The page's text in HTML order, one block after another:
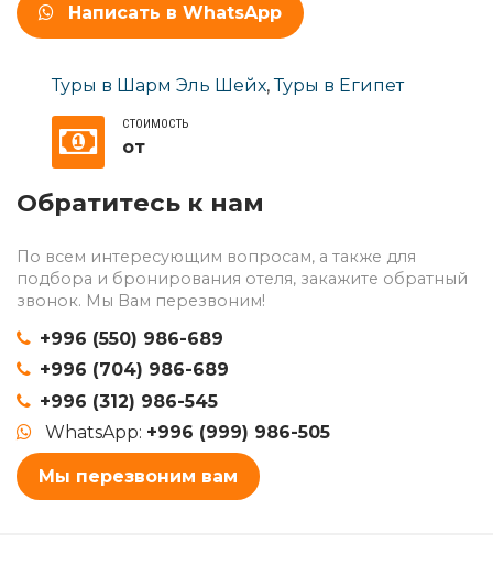
Написать в WhatsApp
Туры в Шарм Эль Шейх,Туры в Египет
СТОИМОСТЬ
от
Обратитесь к нам
По всем интересующим вопросам, а также для
подбора и бронирования отеля, закажите обратный
звонок. Мы Вам перезвоним!
+996 (550) 986-689
+996 (704) 986-689
+996 (312) 986-545
WhatsApp: +996 (999) 986-505
Мы перезвоним вам